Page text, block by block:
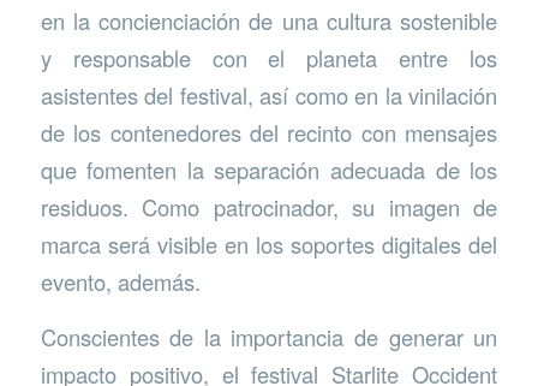
en la concienciación de una cultura sostenible
y responsable con el planeta entre los
asistentes del festival, así como en la vinilación
de los contenedores del recinto con mensajes
que fomenten la separación adecuada de los
residuos. Como patrocinador, su imagen de
marca será visible en los soportes digitales del
evento, además.
Conscientes de la importancia de generar un
impacto positivo, el festival Starlite Occident